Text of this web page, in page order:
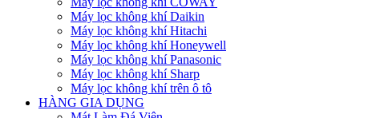
Máy lọc không khí Daikin
Máy lọc không khí Hitachi
Máy lọc không khí Honeywell
Máy lọc không khí Panasonic
Máy lọc không khí Sharp
Máy lọc không khí trên ô tô
HÀNG GIA DỤNG